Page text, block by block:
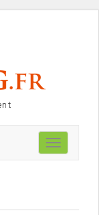
Toggle
navigation